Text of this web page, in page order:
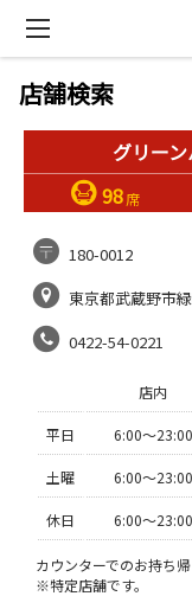
店舗検索
グリー
98席
180-0012
東京都武蔵野市
0422-54-0221
店内
平日 6:00〜23:00
土曜 6:00〜23:00
休日 6:00〜23:00
カウンターでのお持ち
※特定店舗です。